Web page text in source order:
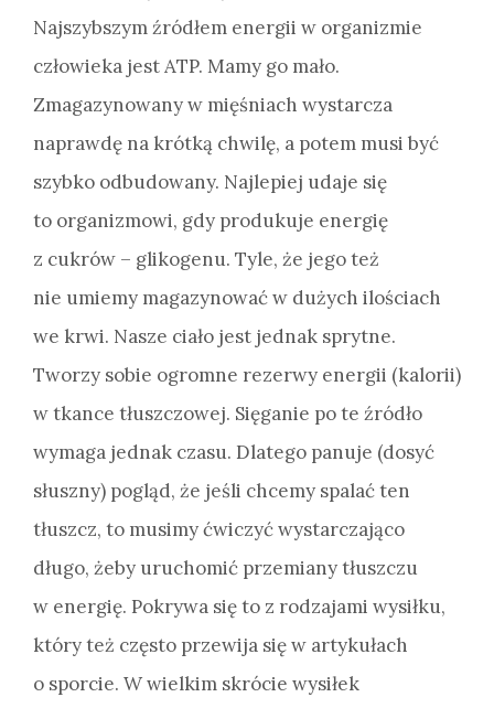
Najszybszym źródłem energii w organizmie
człowieka jest ATP. Mamy go mało.
Zmagazynowany w mięśniach wystarcza
naprawdę na krótką chwilę, a potem musi być
szybko odbudowany. Najlepiej udaje się
to organizmowi, gdy produkuje energię
z cukrów – glikogenu. Tyle, że jego też
nie umiemy magazynować w dużych ilościach
we krwi. Nasze ciało jest jednak sprytne.
Tworzy sobie ogromne rezerwy energii (kalorii)
w tkance tłuszczowej. Sięganie po te źródło
wymaga jednak czasu. Dlatego panuje (dosyć
słuszny) pogląd, że jeśli chcemy spalać ten
tłuszcz, to musimy ćwiczyć wystarczająco
długo, żeby uruchomić przemiany tłuszczu
w energię. Pokrywa się to z rodzajami wysiłku,
który też często przewija się w artykułach
o sporcie. W wielkim skrócie wysiłek